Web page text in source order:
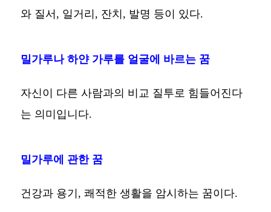
와 질서, 일거리, 잔치, 발명 등이 있다.
밀가루나 하얀 가루를 얼굴에 바르는 꿈
자신이 다른 사람과의 비교 질투로 힘들어진다
는 의미입니다.
밀가루에 관한 꿈
건강과 용기, 쾌적한 생활을 암시하는 꿈이다.